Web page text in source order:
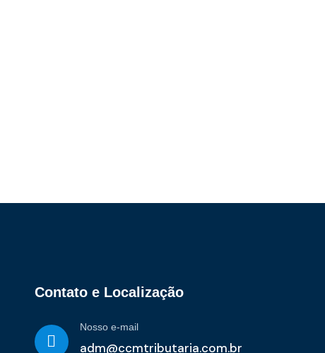
Contato e Localização
Nosso e-mail
adm@ccmtributaria.com.br